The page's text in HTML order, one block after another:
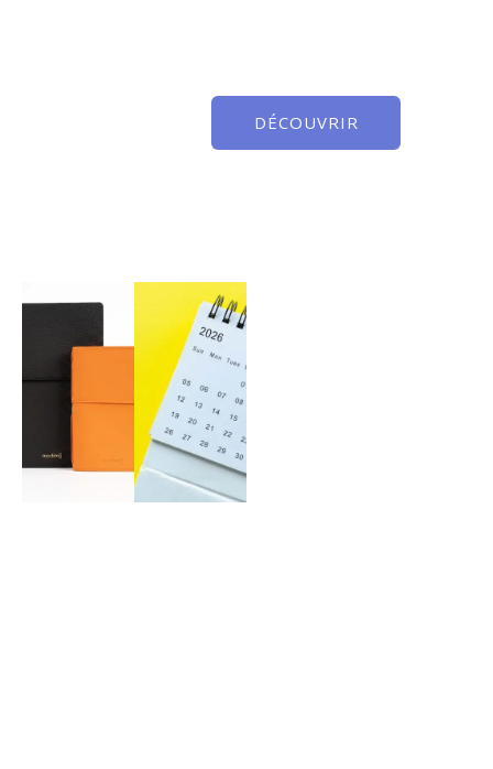
DÉCOUVRIR